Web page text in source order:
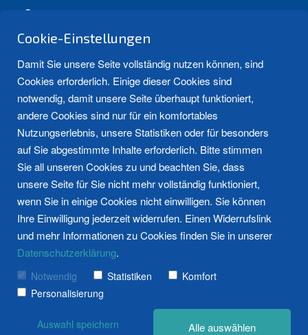
info@bahlmann-gmbh.de
Bad
Mehr
erfahren
Heizung
Mehr
erfahren
Mehr
erfahren
Bad
Referenzen
ansehen
Heizung
Referenzen
ansehen
Weitere
News und Tipps
Frag den Fachmann
Wärmepumpe statt Gas –
warum sich die
Entscheidung jetzt erst
recht lohnt
Cookie-Einstellungen
Damit Sie unsere Seite vollständig nutzen können, sind
Cookies erforderlich. Einige dieser Cookies sind
notwendig, damit unsere Seite überhaupt funktioniert,
andere Cookies sind nur für ein komfortables
Nutzungserlebnis, unsere Statistiken oder für besonders
auf Sie abgestimmte Inhalte erforderlich. Bitte stimmen
Sie all unseren Cookies zu und beachten Sie, dass
unsere Seite für Sie nicht mehr vollständig funktioniert,
wenn Sie in einige Cookies nicht einwilligen. Sie können
Ihre Einwilligung jederzeit widerrufen. Einen Widerrufslink
und mehr Informationen zu Cookies finden Sie in unserer
Datenschutzerklärung.
Notwendig Statistiken
Komfort
Personalisierung
Auswahl speichern Alle auswählen